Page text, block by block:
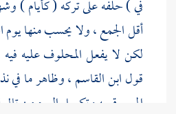
في ) حلفه على تركه ( كأيام )
أقل الجمع ، ولا يحسب منها
لكن لا يفعل المحلوف عليه
قولابن القاسم، وظاهر ما في
المسبوق به وتكميل اليوم من تالي